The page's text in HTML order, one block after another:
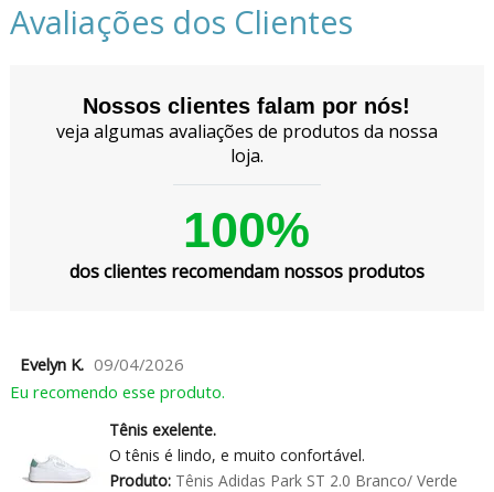
Avaliações dos Clientes
Nossos clientes falam por nós!
veja algumas avaliações de produtos da nossa
loja.
100%
dos clientes recomendam nossos produtos
Evelyn K. 09/04/2026
Eu recomendo esse produto.
Tênis exelente.
O tênis é lindo, e muito confortável.
Produto:Tênis Adidas Park ST 2.0 Branco/ Verde